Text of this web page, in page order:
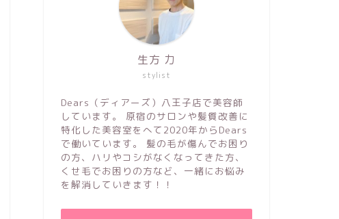
stylist
生方 力
Dears（ディアーズ）八王子店で美容師
しています。 原宿のサロンや髪質改善に
特化した美容室をへて2020年からDears
で働いています。 髪の毛が傷んでお困り
の方、ハリやコシがなくなってきた方、
くせ毛でお困りの方など、一緒にお悩み
を解消していきます！！